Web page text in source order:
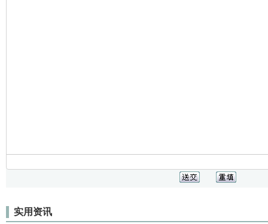
实用资讯